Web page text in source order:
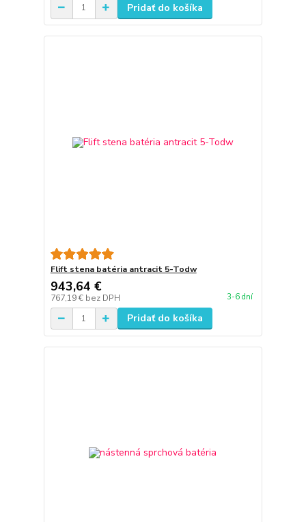
Pridať do košíka
Flift stena batéria antracit 5-Todw
943,64 €
767,19 € bez DPH 3-6 dní
Pridať do košíka